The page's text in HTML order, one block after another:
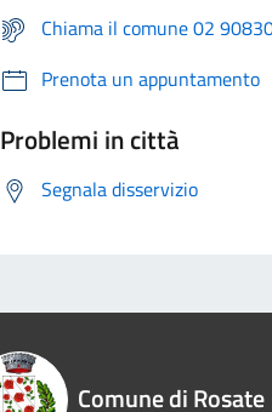
Chiama il comune 02
Prenota un appuntamento
Problemi in città
Segnala disservizio
Comune di Rosate